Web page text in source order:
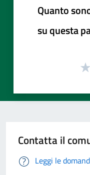
Quanto
su questa
Contatta il
Leggi le